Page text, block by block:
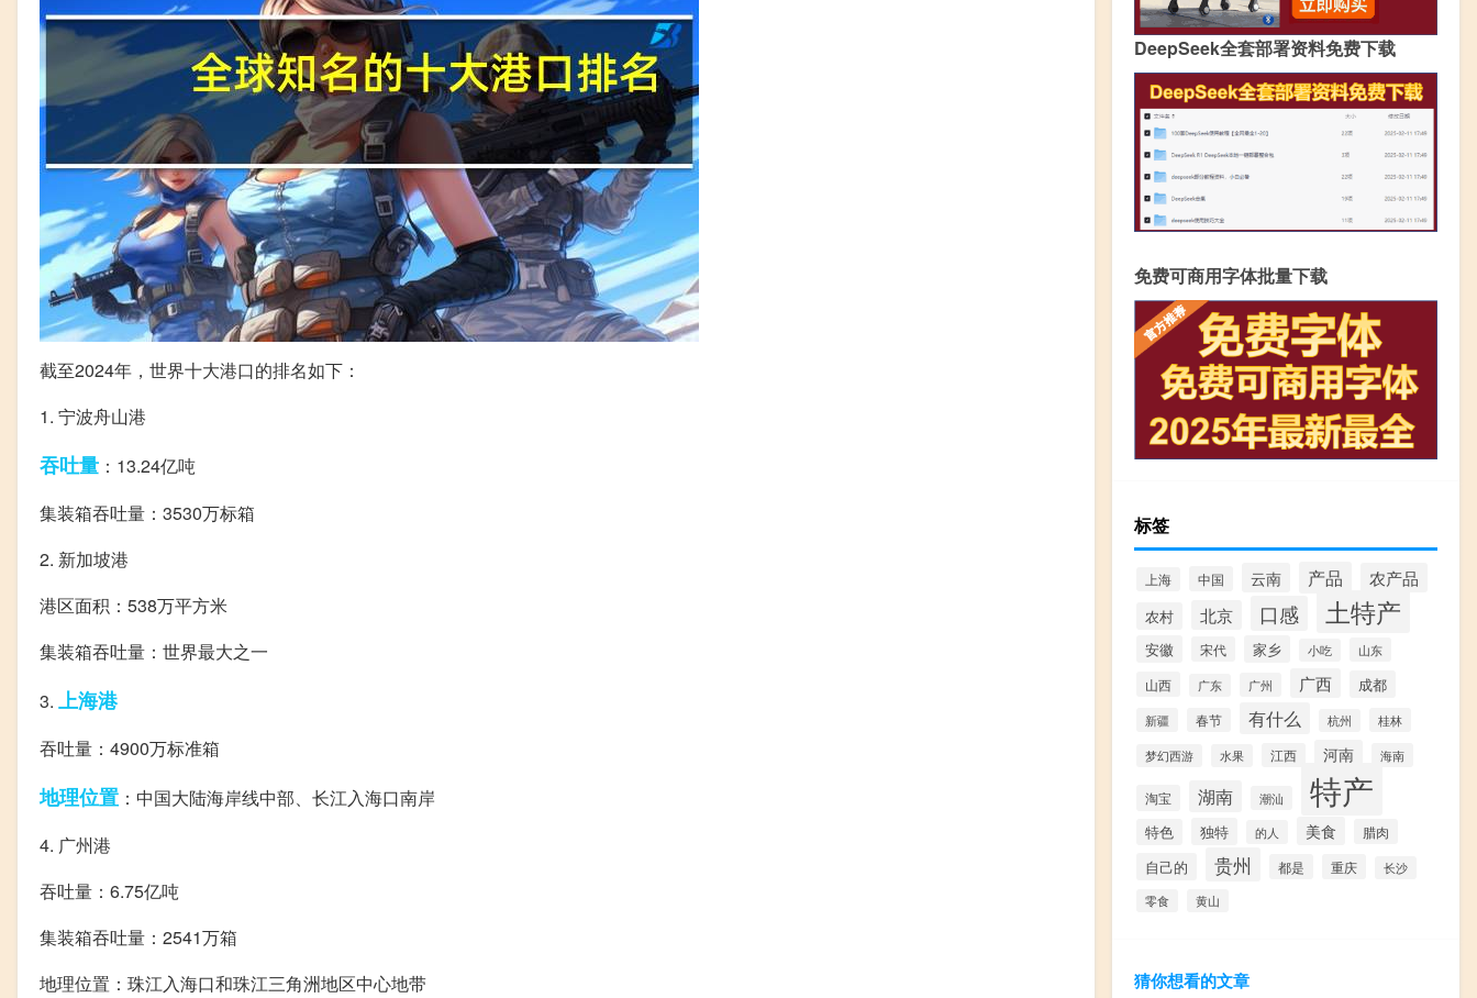
截至2024年，世界十大港口的排名如下：
1. 宁波舟山港
吞吐量 ：13.24亿吨
集装箱吞吐量：3530万标箱
2. 新加坡港
港区面积：538万平方米
集装箱吞吐量：世界最大之一
3. 上海港
吞吐量：4900万标准箱
地理位置 ：中国大陆海岸线中部、长江入海口南岸
4. 广州港
吞吐量：6.75亿吨
集装箱吞吐量：2541万箱
地理位置：珠江入海口和珠江三角洲地区中心地带
DeepSeek全套部署资料免费下载
免费可商用字体批量下载
标签
上海 中国 云南 产品 农产品
农村 北京 口感 土特产
安徽 宋代 家乡 小吃 山东
山西 广东 广州 广西 成都
新疆 春节 有什么 杭州 桂林
梦幻西游 水果 江西 河南 海南
淘宝 湖南 潮汕 特产
特色 独特 的人 美食 腊肉
自己的 贵州 都是 重庆
长沙
零食
黄山
猜你想看的文章